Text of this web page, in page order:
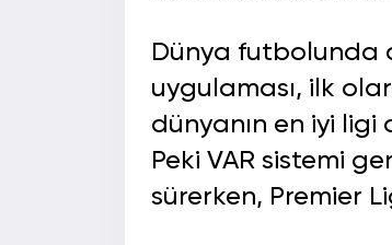
Dünya futbolunda
uygulaması, ilk
dünyanın en iyi
Peki VAR sistemi
sürerken, Premier